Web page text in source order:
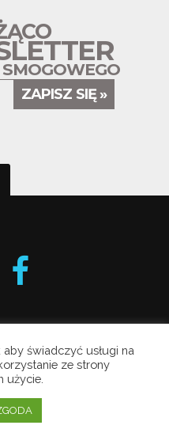
ZAPISZ SIĘ »
Smogowy
Reserved.
świadczyć usługi na
ze strony
użycie.